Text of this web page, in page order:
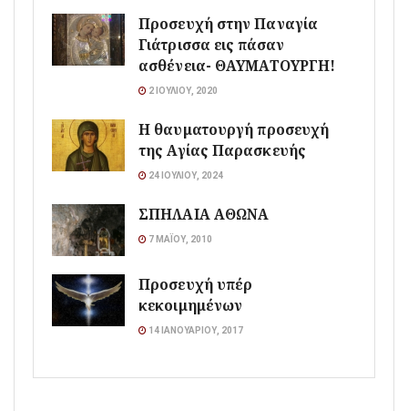
Προσευχή στην Παναγία
Γιάτρισσα εις πάσαν
ασθένεια- ΘΑΥΜΑΤΟΥΡΓΗ!
2 ΙΟΥΛΊΟΥ, 2020
Η θαυματουργή προσευχή
της Αγίας Παρασκευής
24 ΙΟΥΛΊΟΥ, 2024
ΣΠΗΛΑΙΑ ΑΘΩΝΑ
7 ΜΑΪ́ΟΥ, 2010
Προσευχή υπέρ
κεκοιμημένων
14 ΙΑΝΟΥΑΡΊΟΥ, 2017